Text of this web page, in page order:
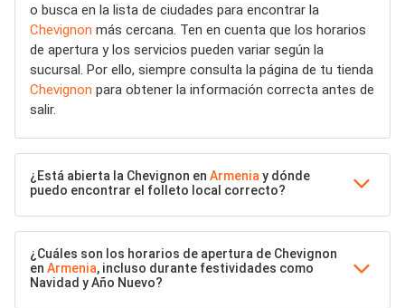
o busca en la lista de ciudades para encontrar la
Chevignon más cercana. Ten en cuenta que los horarios
de apertura y los servicios pueden variar según la
sucursal. Por ello, siempre consulta la página de tu tienda
Chevignon para obtener la información correcta antes de
salir.
¿Está abierta la Chevignon en Armenia y dónde
puedo encontrar el folleto local correcto?
¿Cuáles son los horarios de apertura de Chevignon
en Armenia, incluso durante festividades como
Navidad y Año Nuevo?